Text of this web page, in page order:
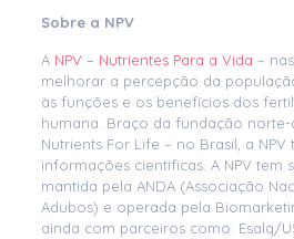
Sobre a NPV
A NPV – Nutrientes Para a Vida –
melhorar a percepção da
às funções e os benefícios dos
humana. Braço da fundação norte-
Nutrients For Life – no Brasil, a
informações científicas. A NPV tem
mantida pela ANDA (Associação
Adubos) e operada pela
ainda com parceiros como: Esalq/